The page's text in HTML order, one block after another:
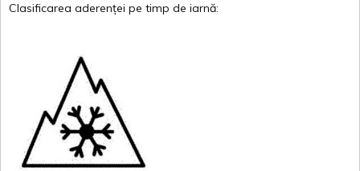
Clasificarea aderenței pe timp de iarnă: